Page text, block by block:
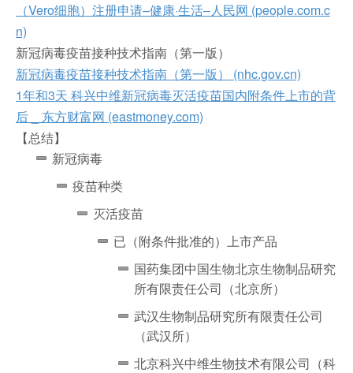
（Vero细胞）注册申请–健康·生活–人民网 (people.com.c
n)
新冠病毒疫苗接种技术指南（第一版）
新冠病毒疫苗接种技术指南（第一版） (nhc.gov.cn)
1年和3天 科兴中维新冠病毒灭活疫苗国内附条件上市的背
后 _ 东方财富网 (eastmoney.com)
【总结】
新冠病毒
疫苗种类
灭活疫苗
已（附条件批准的）上市产品
国药集团中国生物北京生物制品研究
所有限责任公司（北京所）
武汉生物制品研究所有限责任公司
（武汉所）
北京科兴中维生物技术有限公司（科